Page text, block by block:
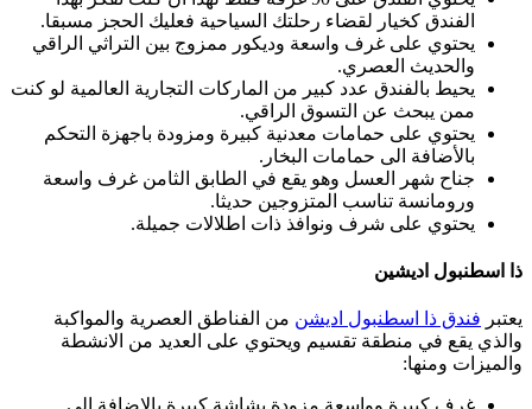
الفندق كخيار لقضاء رحلتك السياحية فعليك الحجز مسبقا.
يحتوي على غرف واسعة وديكور ممزوج بين التراثي الراقي
والحديث العصري.
يحيط بالفندق عدد كبير من الماركات التجارية العالمية لو كنت
ممن يبحث عن التسوق الراقي.
يحتوي على حمامات معدنية كبيرة ومزودة باجهزة التحكم
بالأضافة الى حمامات البخار.
جناح شهر العسل وهو يقع في الطابق الثامن غرف واسعة
ورومانسة تناسب المتزوجين حديثا.
يحتوي على شرف ونوافذ ذات اطلالات جميلة.
ذا اسطنبول اديشين
يعتبر فندق ذا اسطنبول اديشن من الفناطق العصرية والمواكبة
والذي يقع في منطقة تقسيم ويحتوي على العديد من الانشطة
والميزات ومنها: